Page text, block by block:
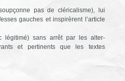
pas de cléricalisme), lui
gauches et inspirèrent l’article
légitimé) sans arrêt par les alter-
et pertinents que les textes